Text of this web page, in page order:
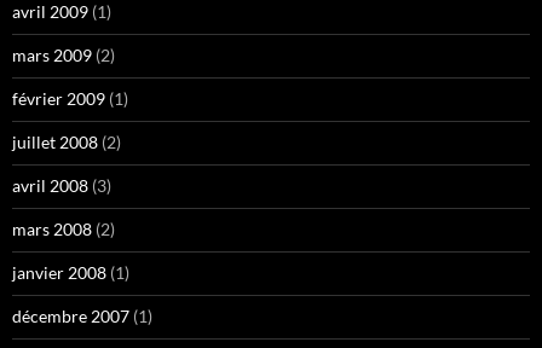
avril 2009 (1)
mars 2009 (2)
février 2009 (1)
juillet 2008 (2)
avril 2008 (3)
mars 2008 (2)
janvier 2008 (1)
décembre 2007 (1)